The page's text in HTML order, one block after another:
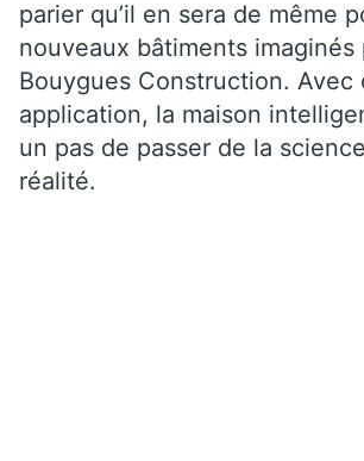
parier qu’il en sera de même
nouveaux bâtiments imaginés
Bouygues Construction. Avec
application, la maison
un pas de passer de la
réalité.